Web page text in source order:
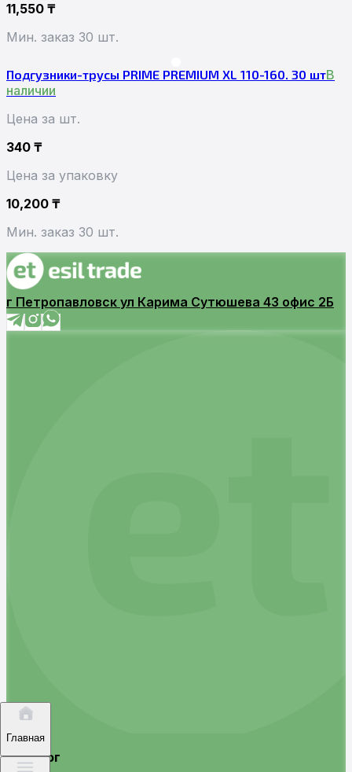
11,550 ₸
Мин. заказ 30 шт.
Подгузники-трусы PRIME PREMIUM XL 110-160. 30 штВ
наличии
Цена за шт.
340 ₸
Цена за упаковку
10,200 ₸
Мин. заказ 30 шт.
г Петропавловск ул Карима Сутюшева 43 офис 2Б
Каталог
Главная